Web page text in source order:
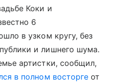
Коки и
6
в узком кругу, без
и лишнего шума.
артистки, сообщил,
в полном восторге от